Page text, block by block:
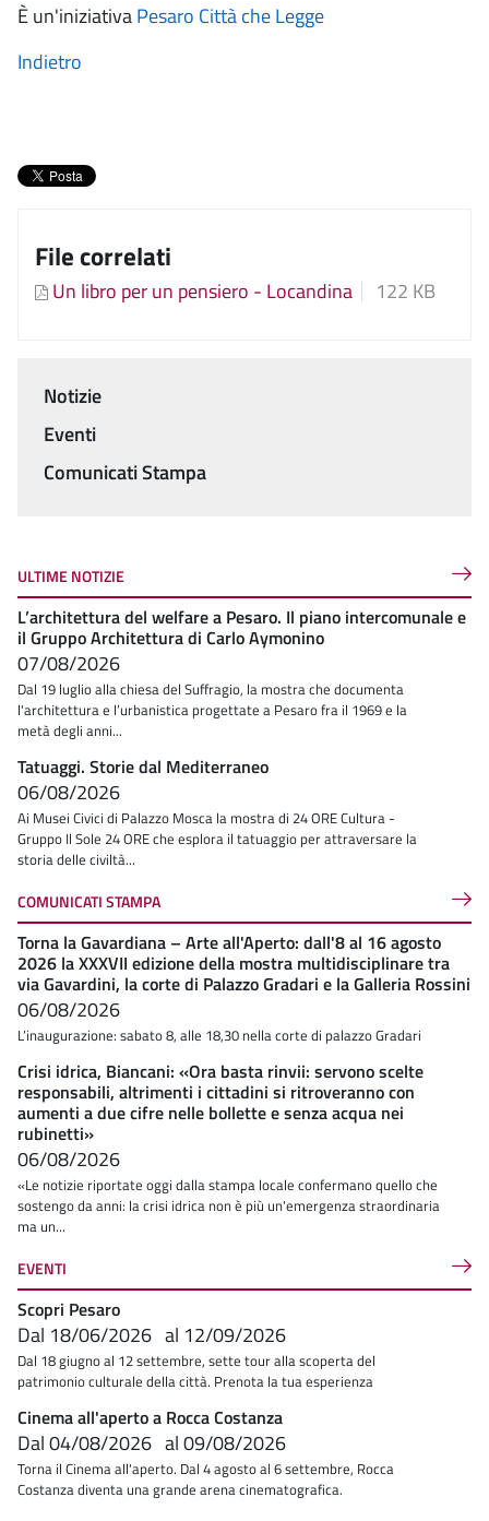
È un'iniziativaPesaro Città che Legge
Indietro
File correlati
Un libro per un pensiero - Locandina 122 KB
Menu
Notizie
Eventi
Comunicati Stampa
ULTIME NOTIZIE
L’architettura del welfare a Pesaro. Il piano intercomunale e
il Gruppo Architettura di Carlo Aymonino
07/08/2026
Dal 19 luglio alla chiesa del Suffragio, la mostra che documenta
l'architettura e l’urbanistica progettate a Pesaro fra il 1969 e la
metà degli anni...
Tatuaggi. Storie dal Mediterraneo
06/08/2026
Ai Musei Civici di Palazzo Mosca la mostra di 24 ORE Cultura -
Gruppo Il Sole 24 ORE che esplora il tatuaggio per attraversare la
storia delle civiltà...
COMUNICATI STAMPA
Torna la Gavardiana – Arte all'Aperto: dall'8 al 16 agosto
2026 la XXXVII edizione della mostra multidisciplinare tra
via Gavardini, la corte di Palazzo Gradari e la Galleria Rossini
06/08/2026
L’inaugurazione: sabato 8, alle 18,30 nella corte di palazzo Gradari
Crisi idrica, Biancani: «Ora basta rinvii: servono scelte
responsabili, altrimenti i cittadini si ritroveranno con
aumenti a due cifre nelle bollette e senza acqua nei
rubinetti»
06/08/2026
«Le notizie riportate oggi dalla stampa locale confermano quello che
sostengo da anni: la crisi idrica non è più un'emergenza straordinaria
ma un...
EVENTI
Scopri Pesaro
Dal 18/06/2026 al 12/09/2026
Dal 18 giugno al 12 settembre, sette tour alla scoperta del
patrimonio culturale della città. Prenota la tua esperienza
Cinema all'aperto a Rocca Costanza
Dal04/08/2026 al09/08/2026
Torna il Cinema all'aperto. Dal 4 agosto al 6 settembre, Rocca
Costanza diventa una grande arena cinematografica.